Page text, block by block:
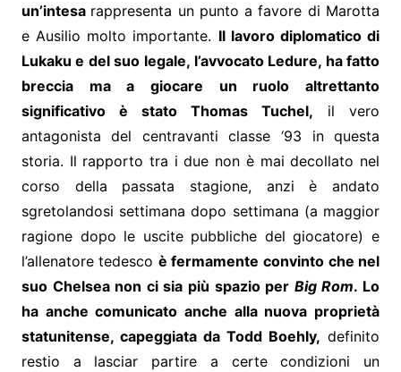
un’intesa rappresenta un punto a favore di Marotta
e Ausilio molto importante. Il lavoro diplomatico di
Lukaku e del suo legale, l’avvocato Ledure, ha fatto
breccia ma a giocare un ruolo altrettanto
significativo è stato Thomas Tuchel, il vero
antagonista del centravanti classe ‘93 in questa
storia. Il rapporto tra i due non è mai decollato nel
corso della passata stagione, anzi è andato
sgretolandosi settimana dopo settimana (a maggior
ragione dopo le uscite pubbliche del giocatore) e
l’allenatore tedesco è fermamente convinto che nel
suo Chelsea non ci sia più spazio per Big Rom. Lo
ha anche comunicato anche alla nuova proprietà
statunitense, capeggiata da Todd Boehly, definito
restio a lasciar partire a certe condizioni un